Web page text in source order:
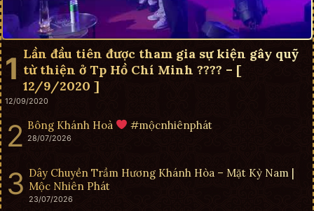
Lần đầu tiên được tham gia sự kiện gây quỹ
từ thiện ở Tp Hồ Chí Minh ???? – [
12/9/2020 ]
12/09/2020
Bông Khánh Hoà #mộcnhiênphát
28/07/2026
Dây Chuyền Trầm Hương Khánh Hòa – Mặt Kỳ Nam |
Mộc Nhiên Phát
23/07/2026